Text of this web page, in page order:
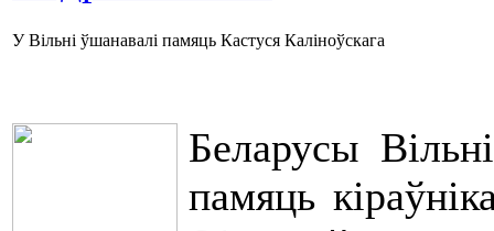
У Вільні ўшанавалі памяць Кастуся Каліноўскага
Беларусы
памяць